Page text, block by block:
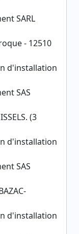
SARL
- 12510
d'installation
SAS
(3
d'installation
SAS
d'installation